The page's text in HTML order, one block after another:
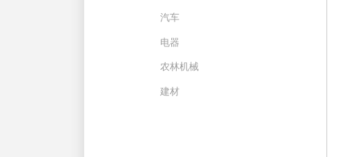
汽车
电器
农林机械
建材